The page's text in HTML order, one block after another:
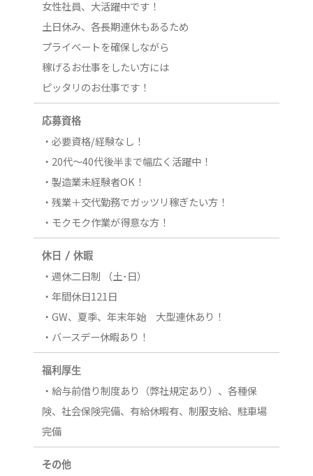
女性社員、大活躍中です！
土日休み、各長期連休もあるため
プライベートを確保しながら
稼げるお仕事をしたい方には
ピッタリのお仕事です！
応募資格
・必要資格/経験なし！
・20代～40代後半まで幅広く活躍中！
・製造業未経験者OK！
・残業＋交代勤務でガッツリ稼ぎたい方！
・モクモク作業が得意な方！
休日 / 休暇
・週休二日制 （土･日）
・年間休日121日
・GW、夏季、年末年始 大型連休あり！
・バースデー休暇あり！
福利厚生
・給与前借り制度あり（弊社規定あり）、各種保
険、社会保険完備、有給休暇有、制服支給、駐車場
完備
その他